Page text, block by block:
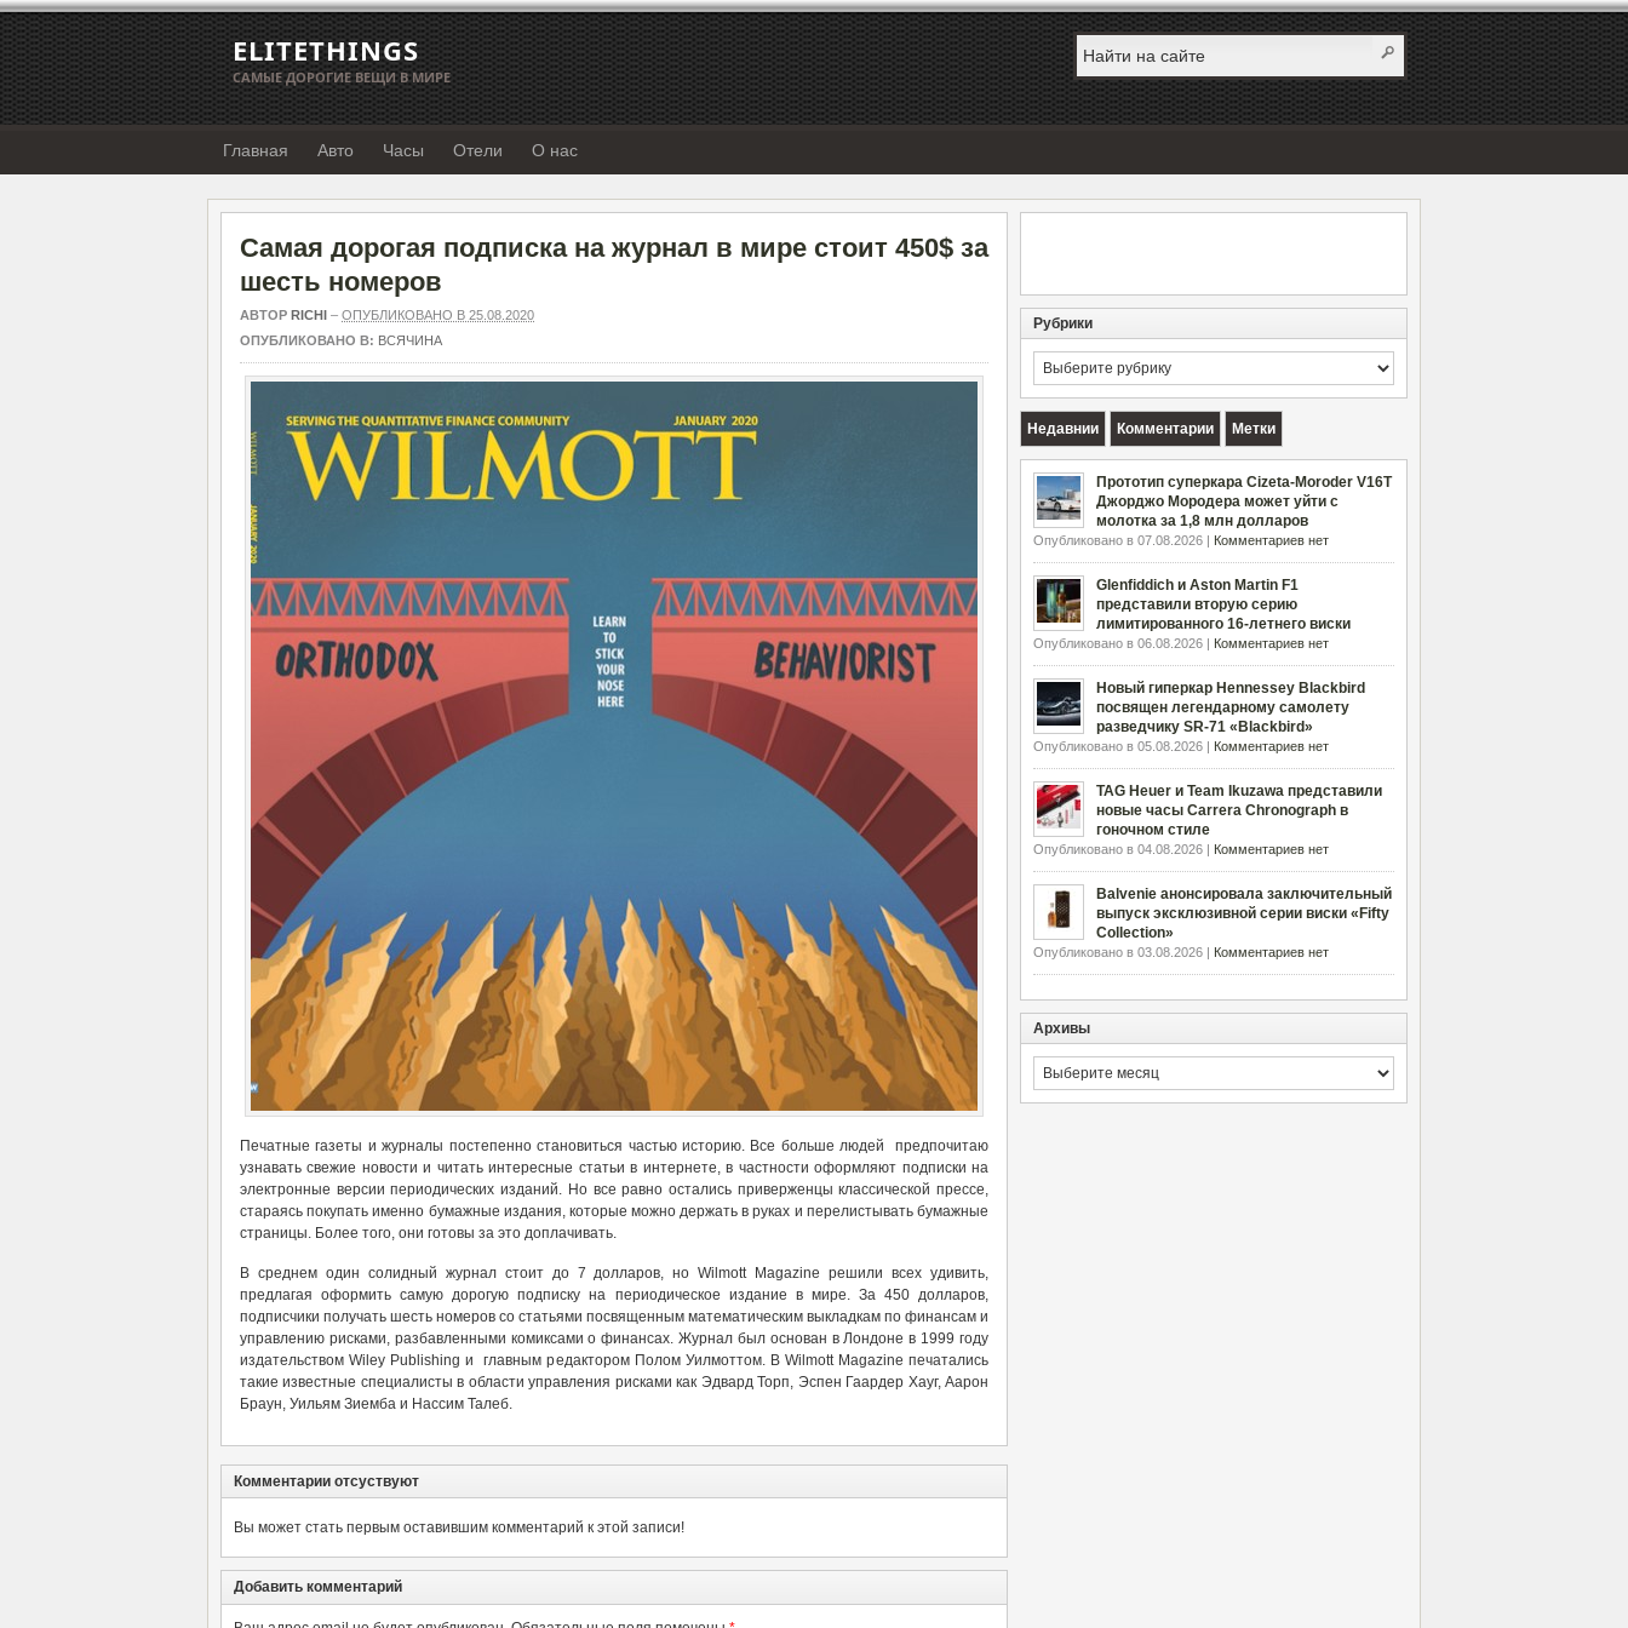
ELITETHINGS
САМЫЕ ДОРОГИЕ ВЕЩИ В МИРЕ
Главная Авто Часы Отели О нас
Самая дорогая подписка на журнал в мире стоит 450$ за
шесть номеров
АВТОР RICHI – ОПУБЛИКОВАНО В 25.08.2020
ОПУБЛИКОВАНО В: ВСЯЧИНА
Печатные газеты и журналы постепенно становиться частью историю. Все больше людей предпочитаю
узнавать свежие новости и читать интересные статьи в интернете, в частности оформляют подписки на
электронные версии периодических изданий. Но все равно остались приверженцы классической прессе,
стараясь покупать именно бумажные издания, которые можно держать в руках и перелистывать бумажные
страницы. Более того, они готовы за это доплачивать.
В среднем один солидный журнал стоит до 7 долларов, но Wilmott Magazine решили всех удивить,
предлагая оформить самую дорогую подписку на периодическое издание в мире. За 450 долларов,
подписчики получать шесть номеров со статьями посвященным математическим выкладкам по финансам и
управлению рисками, разбавленными комиксами о финансах. Журнал был основан в Лондоне в 1999 году
издательством Wiley Publishing и главным редактором Полом Уилмоттом. В Wilmott Magazine печатались
такие известные специалисты в области управления рисками как Эдвард Торп, Эспен Гаардер Хауг, Аарон
Браун, Уильям Зиемба и Нассим Талеб.
Комментарии отсуствуют
Вы может стать первым оставившим комментарий к этой записи!
Добавить комментарий
Рубрики
Рубрики
Недавнии Комментарии Метки
Прототип суперкара Cizeta-Moroder V16T
Джорджо Мородера может уйти с
молотка за 1,8 млн долларов
Опубликовано в 07.08.2026 | Комментариев нет
Glenfiddich и Aston Martin F1
представили вторую серию
лимитированного 16-летнего виски
Опубликовано в 06.08.2026 | Комментариев нет
Новый гиперкар Hennessey Blackbird
посвящен легендарному самолету
разведчику SR-71 «Blackbird»
Опубликовано в 05.08.2026 | Комментариев нет
TAG Heuer и Team Ikuzawa представили
новые часы Carrera Chronograph в
гоночном стиле
Опубликовано в 04.08.2026 | Комментариев нет
Balvenie анонсировала заключительный
выпуск эксклюзивной серии виски «Fifty
Collection»
Опубликовано в 03.08.2026 | Комментариев нет
Архивы
Архивы